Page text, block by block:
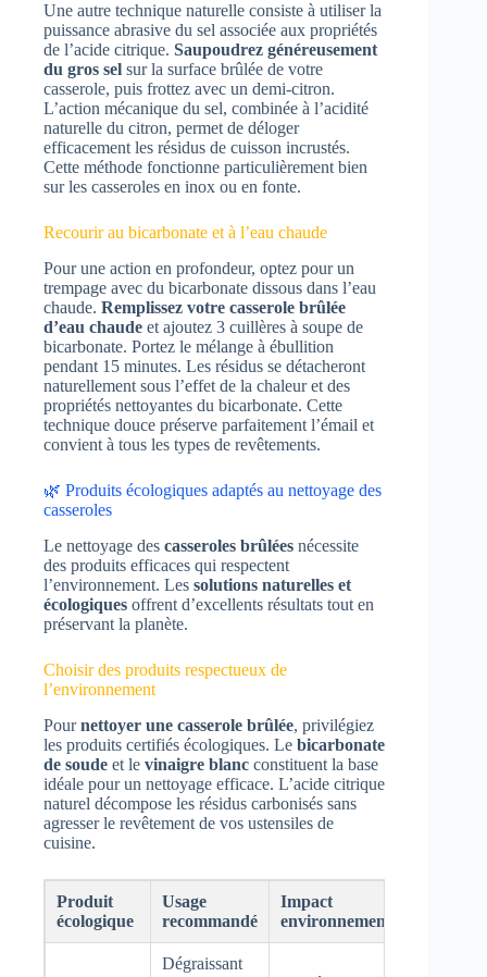
Une autre technique naturelle consiste à utiliser la
puissance abrasive du sel associée aux propriétés
de l’acide citrique. Saupoudrez généreusement
du gros sel sur la surface brûlée de votre
casserole, puis frottez avec un demi-citron.
L’action mécanique du sel, combinée à l’acidité
naturelle du citron, permet de déloger
efficacement les résidus de cuisson incrustés.
Cette méthode fonctionne particulièrement bien
sur les casseroles en inox ou en fonte.
Recourir au bicarbonate et à l’eau chaude
Pour une action en profondeur, optez pour un
trempage avec du bicarbonate dissous dans l’eau
chaude. Remplissez votre casserole brûlée
d’eau chaude et ajoutez 3 cuillères à soupe de
bicarbonate. Portez le mélange à ébullition
pendant 15 minutes. Les résidus se détacheront
naturellement sous l’effet de la chaleur et des
propriétés nettoyantes du bicarbonate. Cette
technique douce préserve parfaitement l’émail et
convient à tous les types de revêtements.
🌿 Produits écologiques adaptés au nettoyage des
casseroles
Le nettoyage des casseroles brûlées nécessite
des produits efficaces qui respectent
l’environnement. Les solutions naturelles et
écologiques offrent d’excellents résultats tout en
préservant la planète.
Choisir des produits respectueux de
l’environnement
Pournettoyer une casserole brûlée, privilégiez
les produits certifiés écologiques. Le bicarbonate
de soude et le vinaigre blanc constituent la base
idéale pour un nettoyage efficace. L’acide citrique
naturel décompose les résidus carbonisés sans
agresser le revêtement de vos ustensiles de
cuisine.
Produit
écologique
Usage
recommandé
Impact
environnemental
Dégraissant